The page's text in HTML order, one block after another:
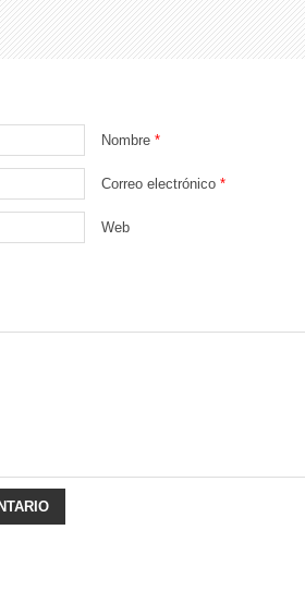
Nombre *
Correo electrónico *
Web